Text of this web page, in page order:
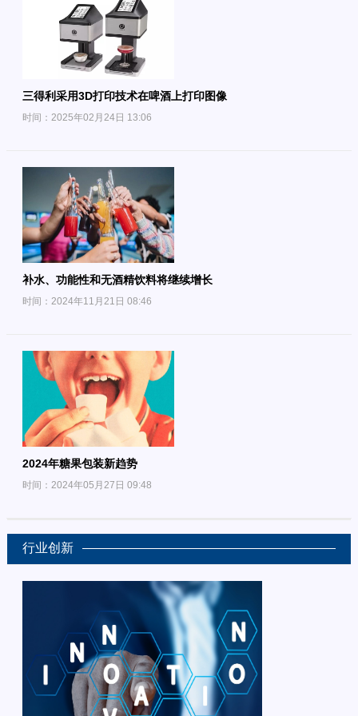
三得利采用3D打印技术在啤酒上打印图像
时间：2025年02月24日 13:06
补水、功能性和无酒精饮料将继续增长
时间：2024年11月21日 08:46
2024年糖果包装新趋势
时间：2024年05月27日 09:48
行业创新